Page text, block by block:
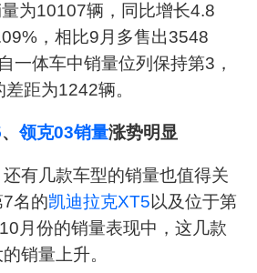
为10107辆，同比增长4.8
，相比9月多售出3548
一体车中销量位列保持第3，
距为1242辆。
、领克03销量涨势明显
有几款车型的销量也值得关
名的凯迪拉克XT5以及位于第
10月份的销量表现中，这几款
销量上升。